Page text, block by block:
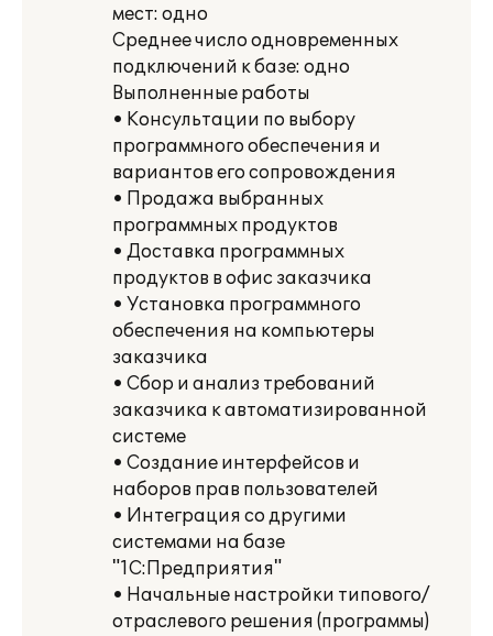
мест: одно
Среднее число одновременных
подключений к базе: одно
Выполненные работы
• Консультации по выбору
программного обеспечения и
вариантов его сопровождения
• Продажа выбранных
программных продуктов
• Доставка программных
продуктов в офис заказчика
• Установка программного
обеспечения на компьютеры
заказчика
• Сбор и анализ требований
заказчика к автоматизированной
системе
• Создание интерфейсов и
наборов прав пользователей
• Интеграция со другими
системами на базе
"1С:Предприятия"
• Начальные настройки типового/
отраслевого решения (программы)